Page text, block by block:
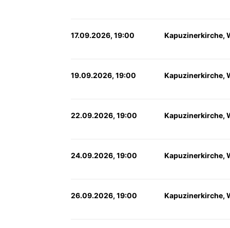
17.09.2026, 19:00 Kapuzinerkirche,
19.09.2026, 19:00 Kapuzinerkirche,
22.09.2026, 19:00 Kapuzinerkirche,
24.09.2026, 19:00 Kapuzinerkirche,
26.09.2026, 19:00 Kapuzinerkirche,